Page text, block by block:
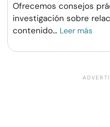
Ofrecemos consejos
investigación sobre
contenido... Leer más